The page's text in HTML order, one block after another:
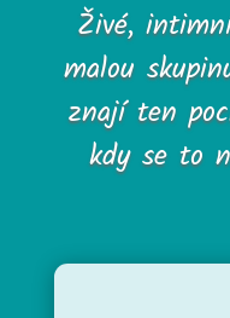
Živé,
malou
znají ten
kdy se to